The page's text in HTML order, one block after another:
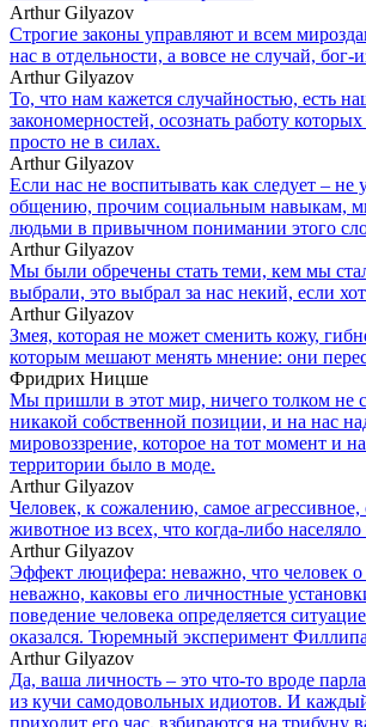
Arthur Gilyazov
Строгие законы управляют и всем
нас в отдельности, а вовсе не случай, бог-
Arthur Gilyazov
То, что нам кажется случайностью, есть
закономерностей, осознать работу
просто не в силах.
Arthur Gilyazov
Если нас не воспитывать как следует – не
общению, прочим социальным навыкам,
людьми в привычном понимании этого
Arthur Gilyazov
Мы были обречены стать теми, кем мы
выбрали, это выбрал за нас некий, если
Arthur Gilyazov
Змея, которая не может сменить кожу,
которым мешают менять мнение: они
Фридрих Ницше
Мы пришли в этот мир, ничего толком не
никакой собственной позиции, и на нас
мировоззрение, которое на тот момент и
территории было в моде.
Arthur Gilyazov
Человек, к сожалению, самое
животное из всех, что когда-либо населяло
Arthur Gilyazov
Эффект люцифера: неважно, что человек о
неважно, каковы его личностные
поведение человека определяется
оказался. Тюремный эксперимент
Arthur Gilyazov
Да, ваша личность – это что-то вроде
из кучи самодовольных идиотов. И
приходит его час, взбираются на трибуну